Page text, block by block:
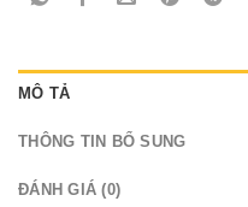
MÔ TẢ
THÔNG TIN BỔ SUNG
ĐÁNH GIÁ (0)